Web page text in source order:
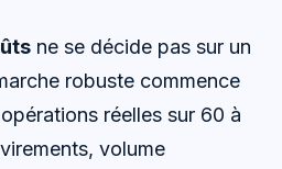
ne se décide pas sur un
robuste commence
réelles sur 60 à
volume